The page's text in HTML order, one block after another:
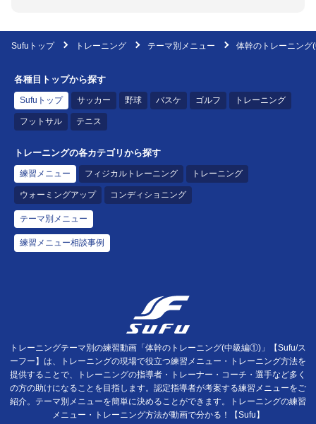
Sufuトップ トレーニング テーマ別メニュー 体幹のトレーニン
各種目トップから探す
Sufuトップ サッカー 野球 バスケ ゴルフ トレーニング
フットサル テニス
トレーニングの各カテゴリから探す
練習メニュー フィジカルトレーニング トレーニング
ウォーミングアップ コンディショニング
テーマ別メニュー
練習メニュー相談事例
トレーニングテーマ別の練習動画「体幹のトレーニング(中級編①)」【Sufu/ス
ーフー】は、トレーニングの現場で役立つ練習メニュー・トレーニング方法を
提供することで、トレーニングの指導者・トレーナー・コーチ・選手など多く
の方の助けになることを目指します。認定指導者が考案する練習メニューをご
紹介。テーマ別メニューを簡単に決めることができます。トレーニングの練習
メニュー・トレーニング方法が動画で分かる！【Sufu】